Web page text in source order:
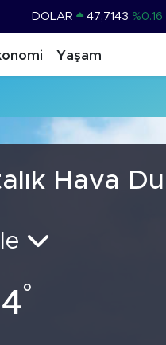
DOLAR 47,7143 %0.16
STERLİN 64,2463 %0.07
BİST100 13.799
Yaşam
Hava
°